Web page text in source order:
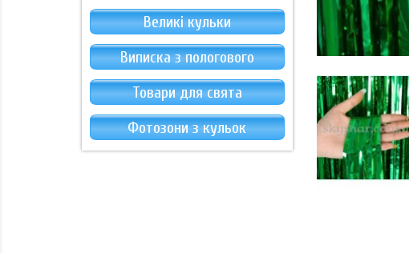
Великі кульки
Виписка з пологового
Товари для свята
Фотозони з кульок